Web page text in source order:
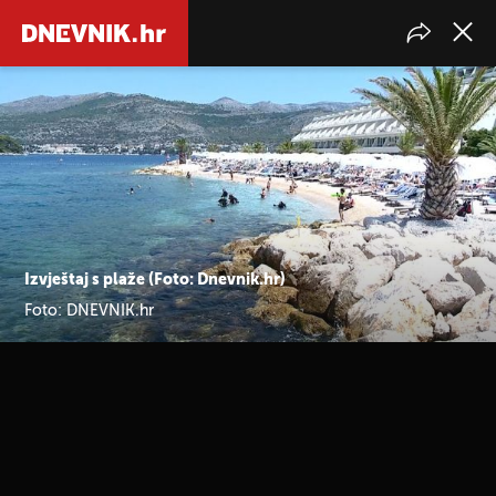
Izvještaj s plaže (Foto: Dnevnik.hr)
Foto: DNEVNIK.hr